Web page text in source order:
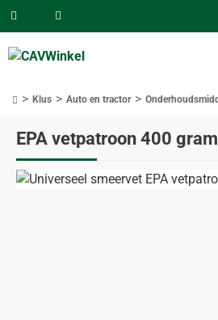
EPA vetpatroon 400 gram
Klus Auto en tractor